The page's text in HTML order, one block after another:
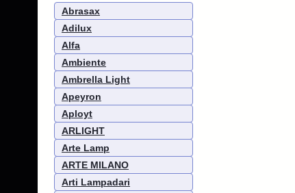
Abrasax
Adilux
Alfa
Ambiente
Ambrella Light
Apeyron
Aployt
ARLIGHT
Arte Lamp
ARTE MILANO
Arti Lampadari